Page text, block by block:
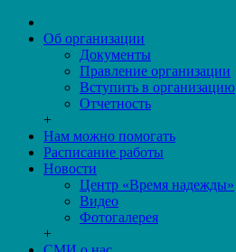
Об организации
Документы
Правление организации
Вступить в организацию
Отчетность
+
Нам можно помогать
Расписание работы
Новости
Центр «Время надежды»
Видео
Фотогалерея
+